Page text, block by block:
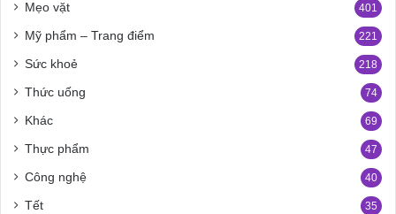
Mẹo vặt 401
Mỹ phẩm – Trang điểm 221
Sức khoẻ 218
Thức uống 74
Khác 69
Thực phẩm 47
Công nghệ 40
Tết 35